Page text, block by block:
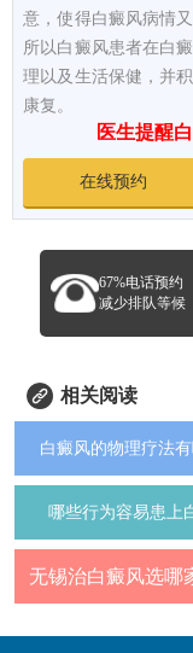
意，使得白癜风病情
所以白癜风患者在白
理以及生活保健，并
康复。
医生提醒
在线预约
67%电话预约
减少排队等候
相关阅读
白癜风的物理疗法有
哪些行为容易患上
无锡治白癜风选哪